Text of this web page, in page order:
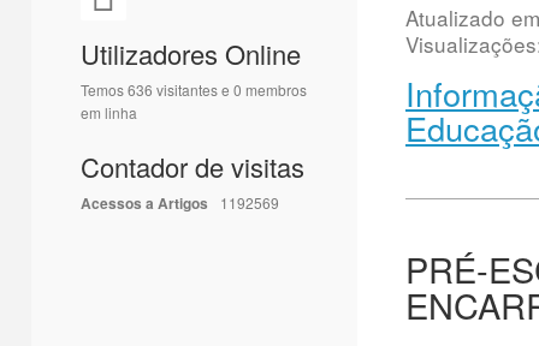
Utilizadores Online
Temos 636 visitantes e 0 membros
em linha
Contador de visitas
Acessos a Artigos 1192569
Atualizado
PRÉ-